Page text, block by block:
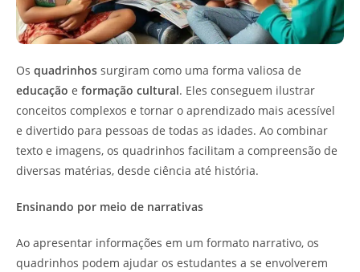
Os quadrinhos surgiram como uma forma valiosa de
educação e formação cultural. Eles conseguem ilustrar
conceitos complexos e tornar o aprendizado mais acessível
e divertido para pessoas de todas as idades. Ao combinar
texto e imagens, os quadrinhos facilitam a compreensão de
diversas matérias, desde ciência até história.
Ensinando por meio de narrativas
Ao apresentar informações em um formato narrativo, os
quadrinhos podem ajudar os estudantes a se envolverem